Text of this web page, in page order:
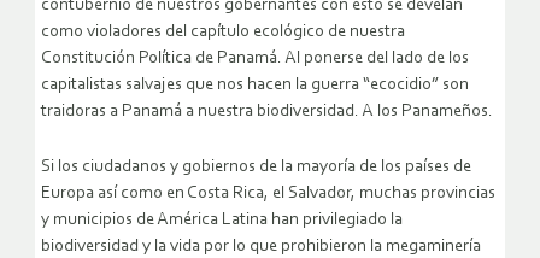
contubernio de nuestros gobernantes con esto se develan
como violadores del capítulo ecológico de nuestra
Constitución Política de Panamá. Al ponerse del lado de los
capitalistas salvajes que nos hacen la guerra “ecocidio” son
traidoras a Panamá a nuestra biodiversidad. A los Panameños.
Si los ciudadanos y gobiernos de la mayoría de los países de
Europa así como en Costa Rica, el Salvador, muchas provincias
y municipios de América Latina han privilegiado la
biodiversidad y la vida por lo que prohibieron la megaminería